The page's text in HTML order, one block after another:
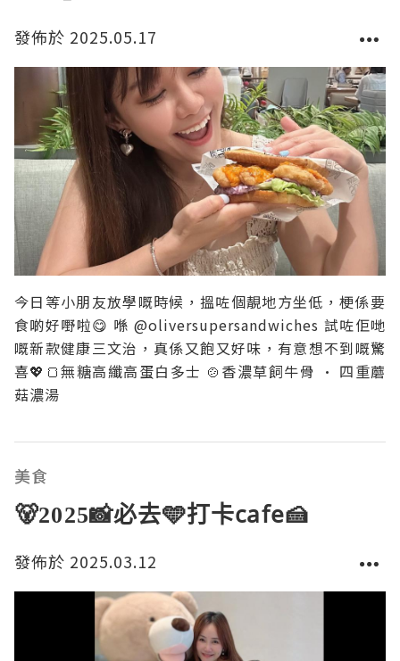
發佈於 2025.05.17
今日等小朋友放學嘅時候，搵咗個靚地方坐低，梗係要
食啲好嘢啦😋 喺 @oliversupersandwiches 試咗佢哋
嘅新款健康三文治，真係又飽又好味，有意想不到嘅驚
喜💖🍞無糖高纖高蛋白多士 🍲香濃草飼牛骨 • 四重蘑
菇濃湯
美食
🐻2025📸必去🩵打卡cafe🍰
發佈於 2025.03.12